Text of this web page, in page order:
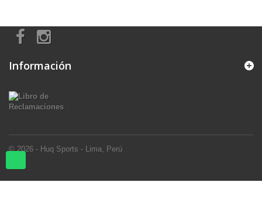
Información
© 2026 - Huq Sports - Lima, Perú